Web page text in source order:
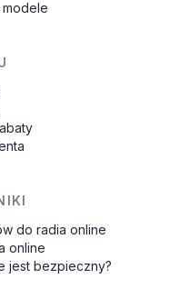
do radia online
online
jest bezpieczny?